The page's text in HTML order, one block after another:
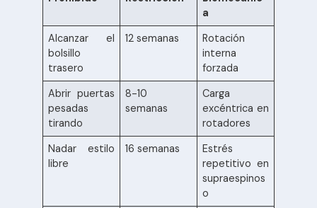
a
Alcanzar el
bolsillo
trasero
12 semanas
Rotación
interna
forzada
Abrir puertas
pesadas
tirando
8-10
semanas
Carga
excéntrica en
rotadores
Nadar estilo
libre
16 semanas
Estrés
repetitivo en
supraespinos
o